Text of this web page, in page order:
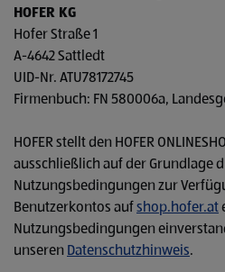
HOFER KG
Hofer Straße 1
A-4642 Sattledt
UID-Nr. ATU78172745
Firmenbuch: FN 580006a,
HOFER stellt den HOFER
ausschließlich auf der Grundlage
Nutzungsbedingungen zur
Benutzerkontos aufshop.hofer.at
Nutzungsbedingungen
unseren Datenschutzhinweis.